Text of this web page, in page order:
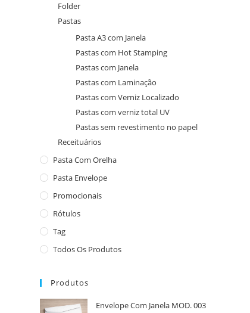
Folder
Pastas
Pasta A3 com Janela
Pastas com Hot Stamping
Pastas com Janela
Pastas com Laminação
Pastas com Verniz Localizado
Pastas com verniz total UV
Pastas sem revestimento no papel
Receituários
Pasta Com Orelha
Pasta Envelope
Promocionais
Rótulos
Tag
Todos Os Produtos
Produtos
Envelope Com Janela MOD. 003